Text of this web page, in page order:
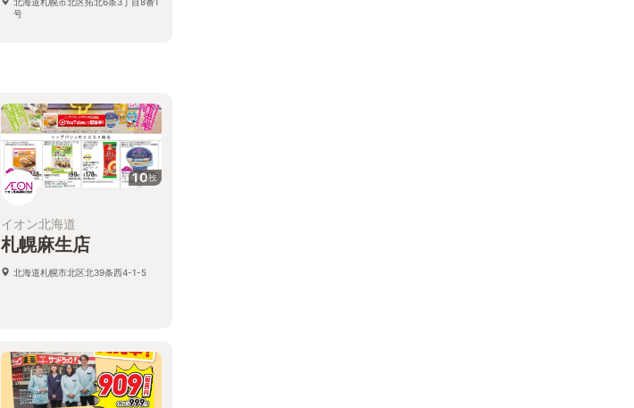
号
10枚
イオン北海道
札幌麻生店
北海道札幌市北区北39条西4-1-5